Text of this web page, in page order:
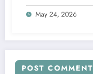
May 24, 2026
POST COMMENT